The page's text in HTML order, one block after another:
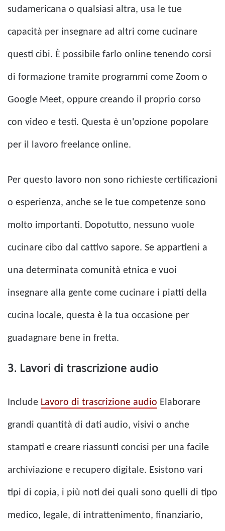
sudamericana o qualsiasi altra, usa le tue
capacità per insegnare ad altri come cucinare
questi cibi. È possibile farlo online tenendo corsi
di formazione tramite programmi come Zoom o
Google Meet, oppure creando il proprio corso
con video e testi. Questa è un'opzione popolare
per il lavoro freelance online.
Per questo lavoro non sono richieste certificazioni
o esperienza, anche se le tue competenze sono
molto importanti. Dopotutto, nessuno vuole
cucinare cibo dal cattivo sapore. Se appartieni a
una determinata comunità etnica e vuoi
insegnare alla gente come cucinare i piatti della
cucina locale, questa è la tua occasione per
guadagnare bene in fretta.
3. Lavori di trascrizione audio
Include Lavoro di trascrizione audio Elaborare
grandi quantità di dati audio, visivi o anche
stampati e creare riassunti concisi per una facile
archiviazione e recupero digitale. Esistono vari
tipi di copia, i più noti dei quali sono quelli di tipo
medico, legale, di intrattenimento, finanziario,